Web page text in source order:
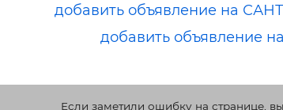
добавить объявление на
добавить объявление
Если заметили ошибку на странице,